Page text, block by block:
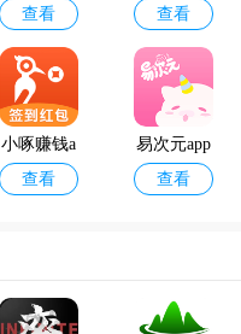
语音引擎
最新版
查看
pp官方版
查看
小啄赚钱a
pp
查看
易次元app
查看